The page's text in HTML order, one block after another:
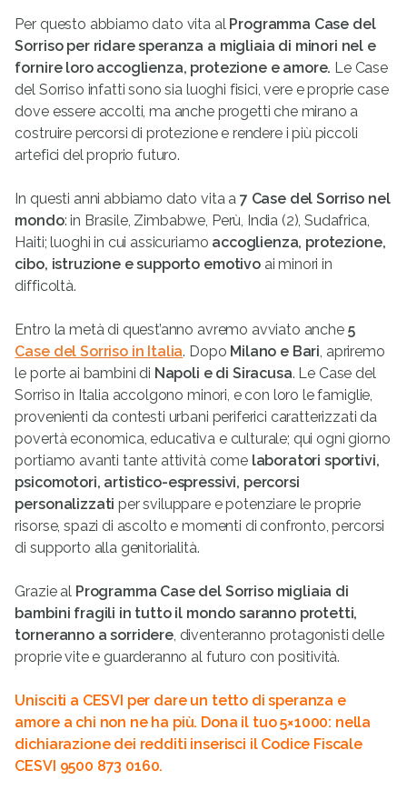
Per questo abbiamo dato vita al Programma Case del
Sorriso per ridare speranza a migliaia di minori nel e
fornire loro accoglienza, protezione e amore. Le Case
del Sorriso infatti sono sia luoghi fisici, vere e proprie case
dove essere accolti, ma anche progetti che mirano a
costruire percorsi di protezione e rendere i più piccoli
artefici del proprio futuro.
In questi anni abbiamo dato vita a 7 Case del Sorriso nel
mondo: in Brasile, Zimbabwe, Perù, India (2), Sudafrica,
Haiti; luoghi in cui assicuriamo accoglienza, protezione,
cibo, istruzione e supporto emotivoai minori in
difficoltà.
Entro la metà di quest’anno avremo avviato anche5
Case del Sorriso in Italia. Dopo Milano e Bari, apriremo
le porte ai bambini di Napoli e di Siracusa. Le Case del
Sorriso in Italia accolgono minori, e con loro le famiglie,
provenienti da contesti urbani periferici caratterizzati da
povertà economica, educativa e culturale; qui ogni giorno
portiamo avanti tante attività come laboratori sportivi,
psicomotori, artistico-espressivi, percorsi
personalizzati per sviluppare e potenziare le proprie
risorse, spazi di ascolto e momenti di confronto, percorsi
di supporto alla genitorialità.
Grazie al Programma Case del Sorriso migliaia di
bambini fragili in tutto il mondo saranno protetti,
torneranno a sorridere, diventeranno protagonisti delle
proprie vite e guarderanno al futuro con positività.
Unisciti a CESVI per dare un tetto di speranza e
amore a chi non ne ha più. Dona il tuo 5×1000: nella
dichiarazione dei redditi inserisci il Codice Fiscale
CESVI 9500 873 0160.